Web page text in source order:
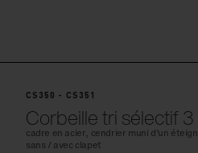
CS350 - CS351
Corbeille tri sélectif
cadre en acier, cendrier muni d’un
sans / avec clapet